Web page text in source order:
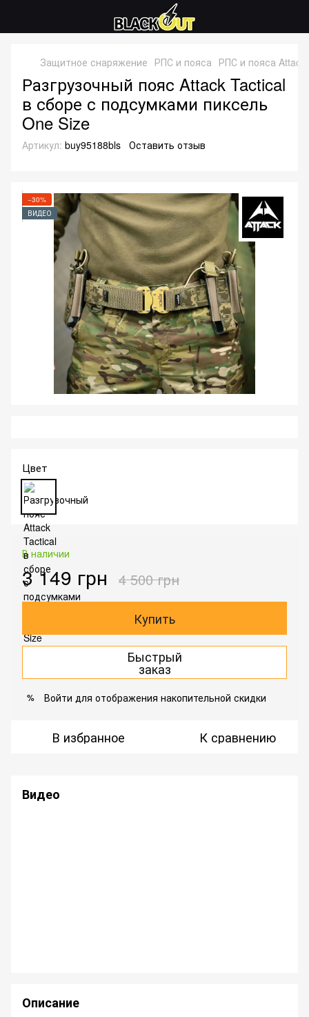
Защитное снаряжение РПС и пояса РПС и пояса Attack
Разгрузочный пояс Attack Tactical
в сборе с подсумками пиксель
One Size
Артикул: buy95188bls Оставить отзыв
−30%
ВИДЕО
Цвет
В наличии
3 149 грн 4 500 грн
Купить
Быстрый
заказ
% Войти для отображения накопительной скидки
В избранное К сравнению
Видео
Описание